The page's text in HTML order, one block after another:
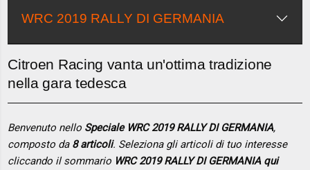
WRC 2019 RALLY DI GERMANIA
Citroen Racing vanta un'ottima tradizione
nella gara tedesca
Benvenuto nello Speciale WRC 2019 RALLY DI GERMANIA,
composto da 8 articoli. Seleziona gli articoli di tuo interesse
cliccando il sommario WRC 2019 RALLY DI GERMANIA qui